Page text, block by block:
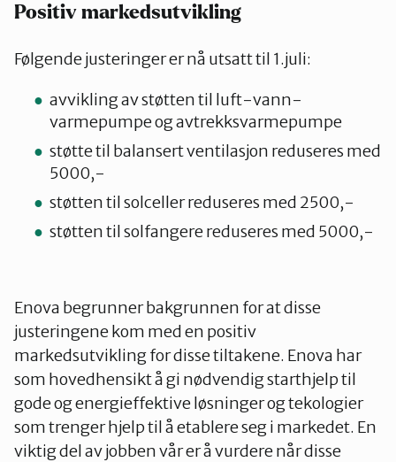
Positiv markedsutvikling
Følgende justeringer er nå utsatt til 1.juli:
avvikling av støtten til luft-vann-
varmepumpe og avtrekksvarmepumpe
støtte til balansert ventilasjon reduseres med
5000,-
støtten til solceller reduseres med 2500,-
støtten til solfangere reduseres med 5000,-
Enova begrunner bakgrunnen for at disse
justeringene kom med en positiv
markedsutvikling for disse tiltakene. Enova har
som hovedhensikt å gi nødvendig starthjelp til
gode og energieffektive løsninger og tekologier
som trenger hjelp til å etablere seg i markedet. En
viktig del av jobben vår er å vurdere når disse